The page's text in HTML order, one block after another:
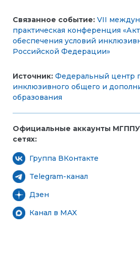
Связанное событие: VII
практическая конференция
обеспечения условий
Российской Федерации»
Источник: Федеральный центр
инклюзивного общего и
образования
Официальные аккаунты
сетях:
Группа ВКонтакте
Telegram-канал
Дзен
Канал в MAX